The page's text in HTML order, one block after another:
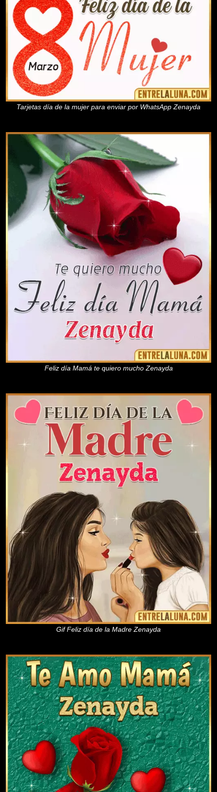
Tarjetas día de la mujer para enviar por WhatsApp Zenayda
Feliz día Mamá te quiero mucho Zenayda
Gif Feliz día de la Madre Zenayda